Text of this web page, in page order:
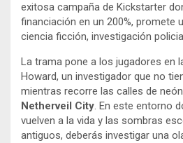
exitosa campaña de Kickstarter
financiación en un 200%, promete
ciencia ficción, investigación
La trama pone a los jugadores en
Howard, un investigador que no
mientras recorre las calles de
Netherveil City. En este entorno
vuelven a la vida y las sombras
antiguos, deberás investigar una